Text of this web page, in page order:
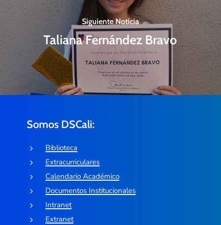
Siguiente Noticia
Taliana Fernández Bravo
Somos DSCali:
Biblioteca
Extracurriculares
Calendario Académico
Documentos Institucionales
Intranet
Extranet